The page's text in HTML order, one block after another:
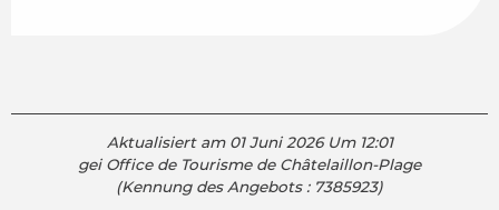
Aktualisiert am 01 Juni 2026 Um 12:01
gei Office de Tourisme de Châtelaillon-Plage
(Kennung des Angebots : 7385923)